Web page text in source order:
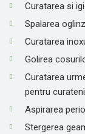
Curatarea si
Spalarea
Curatarea
Golirea
Curatarea
pentru
Aspirarea
Stergerea